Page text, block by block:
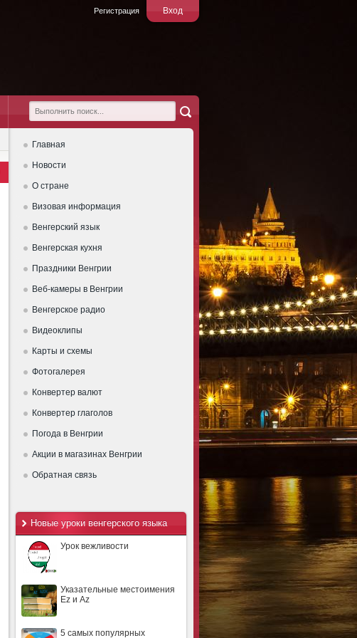
Вход
Регистрация
Главная
Новости
О стране
Визовая информация
Венгерский язык
Венгерская кухня
Праздники Венгрии
Веб-камеры в Венгрии
Венгерское радио
Видеоклипы
Карты и схемы
Фотогалерея
Конвертер валют
Конвертер глаголов
Погода в Венгрии
Акции в магазинах Венгрии
Обратная связь
Новые уроки венгерского языка
Урок вежливости
Указательные местоимения
Ez и Az
5 самых популярных